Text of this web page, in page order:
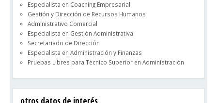
Un equipo de especialistas siempre a tu lado.
Durante tu formación con Campus Training, contarás con dos
figuras clave que te apoyarán en todo momento.
1. Tutorías personales
2. Profesores especialistas
Especialista en Coaching Empresarial
Gestión y Dirección de Recursos Humanos
Administrativo Comercial
Especialista en Gestión Administrativa
Secretariado de Dirección
Especialista en Administración y Finanzas
Pruebas Libres para Técnico Superior en Administración
otros datos de interés